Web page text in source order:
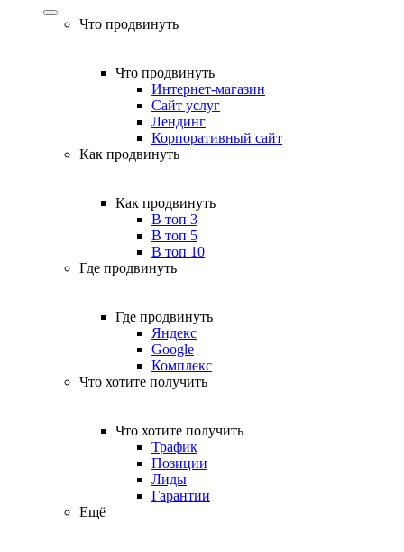
Что продвинуть
Что продвинуть
Интернет-магазин
Сайт услуг
Лендинг
Корпоративный сайт
Как продвинуть
Как продвинуть
В топ 3
В топ 5
В топ 10
Где продвинуть
Где продвинуть
Яндекс
Google
Комплекс
Что хотите получить
Что хотите получить
Трафик
Позиции
Лиды
Гарантии
Ещё